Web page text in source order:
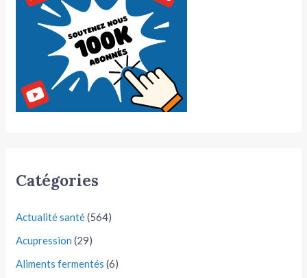
Catégories
Actualité santé(564)
Acupression (29)
Aliments fermentés (6)